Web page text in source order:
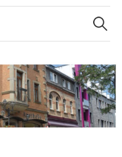
Suchen
nach: